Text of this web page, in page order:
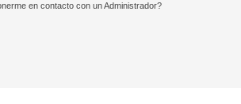
en contacto con un Administrador?